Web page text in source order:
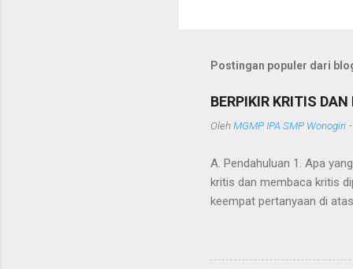
i
g
o
n
t
a
Postingan populer dari
BERPIKIR KRITIS
OlehMGMP IPA SMP Wonogiri
A. Pendahuluan 1. Apa
kritis dan membaca kritis
keempat pertanyaan di
menjelaskan bahwa
telah diterapkan di Eropa.